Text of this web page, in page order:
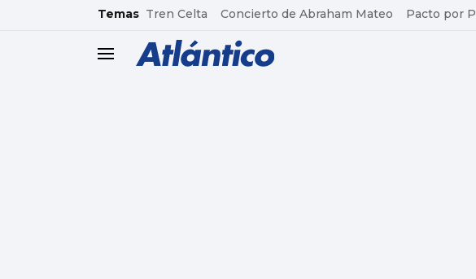
common.go-to-content
Temas Tren Celta Concierto de Abraham Mateo Pacto por
header.menu.open